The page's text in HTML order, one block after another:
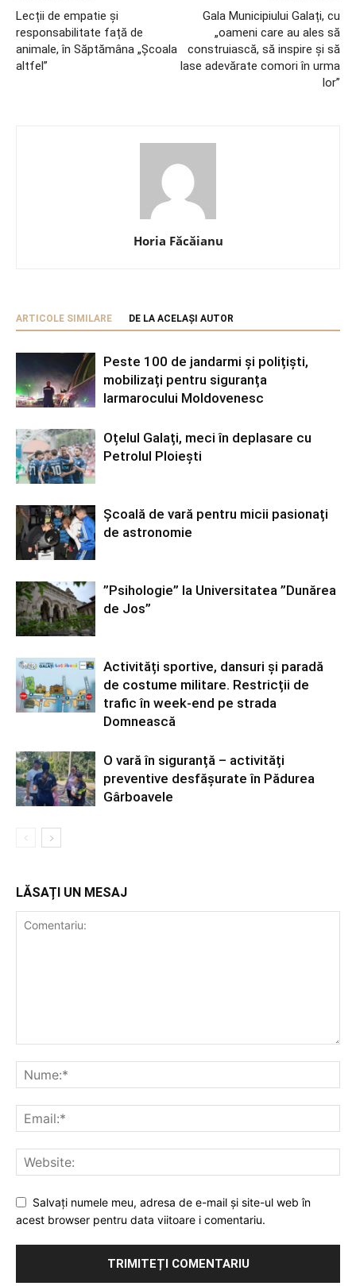
Lecții de empatie și
responsabilitate față de
animale, în Săptămâna „Școala
altfel”
Gala Municipiului Galați, cu
„oameni care au ales să
construiască, să inspire și să
lase adevărate comori în urma
lor”
Horia Făcăianu
ARTICOLE SIMILARE DE LA ACELAȘI AUTOR
Peste 100 de jandarmi și polițiști,
mobilizați pentru siguranța
Iarmarocului Moldovenesc
Oțelul Galați, meci în deplasare cu
Petrolul Ploiești
Școală de vară pentru micii pasionați
de astronomie
”Psihologie” la Universitatea ”Dunărea
de Jos”
Activități sportive, dansuri și paradă
de costume militare. Restricții de
trafic în week-end pe strada
Domnească
O vară în siguranță – activități
preventive desfășurate în Pădurea
Gârboavele
LĂSAȚI UN MESAJ
Salvați numele meu, adresa de e-mail și site-ul web în
acest browser pentru data viitoare i comentariu.